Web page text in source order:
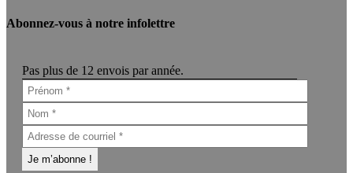
Abonnez-vous à notre infolettre
Pas plus de 12 envois par année.